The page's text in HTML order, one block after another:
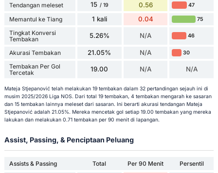
Tendangan meleset 15 / 19 0.56 47
Memantul ke Tiang 1 kali 0.04 75
Tingkat Konversi
Tembakan
5.26% N/A 46
Akurasi Tembakan 21.05% N/A 30
Tembakan Per Gol
Tercetak
19.00 N/A N/A
Mateja Stjepanović telah melakukan 19 tembakan dalam 32 pertandingan sejauh ini di
musim 2025/2026 Liga NOS. Dari total 19 tembakan, 4 tembakan mengarah ke sasaran
dan 15 tembakan lainnya meleset dari sasaran. Ini berarti akurasi tendangan Mateja
Stjepanović adalah 21.05%. Mereka mencetak gol setiap 19.00 tembakan yang mereka
lakukan dan melakukan 0.71 tembakan per 90 menit di lapangan.
Assist, Passing, & Penciptaan Peluang
Assists & Passing Total Per 90 Menit
Persentil